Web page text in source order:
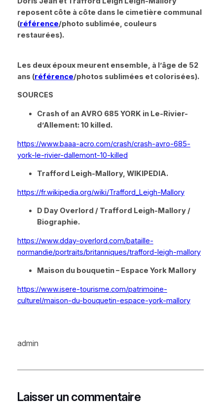
reposent côte à côte dans le cimetière communal
(référence/photo sublimée, couleurs
restaurées).
Les deux époux meurent ensemble, à l’âge de 52
ans (référence/photos sublimées et colorisées).
SOURCES
Crash of an AVRO 685 YORK in Le-Rivier-
d’Allement: 10 killed.
https://www.baaa-acro.com/crash/crash-avro-685-
york-le-rivier-dallemont-10-killed
Trafford Leigh-Mallory, WIKIPEDIA.
https://fr.wikipedia.org/wiki/Trafford_Leigh-Mallory
D Day Overlord / Trafford Leigh-Mallory /
Biographie.
https://www.dday-overlord.com/bataille-
normandie/portraits/britanniques/trafford-leigh-mallory
Maison du bouquetin – Espace York Mallory
https://www.isere-tourisme.com/patrimoine-
culturel/maison-du-bouquetin-espace-york-mallory
admin
Laisser un commentaire